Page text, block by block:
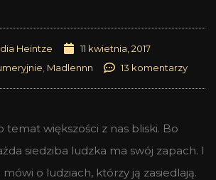
Heintze
11 kwietnia, 2017
Madlennn 13 komentarzy
temat większości z nas bliski. Bo
siedziba ludzka ma swój zapach. I
o ludziach, którzy ją zasiedlają.